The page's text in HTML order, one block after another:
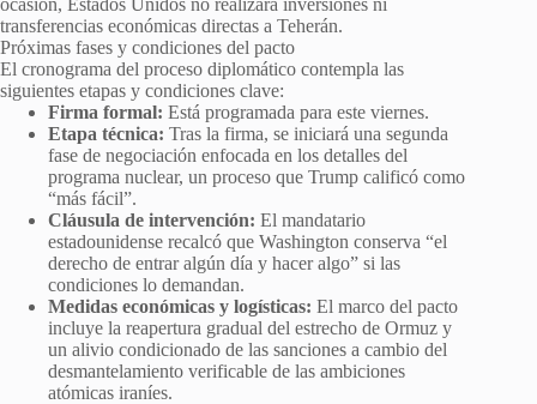
transferencias económicas directas a Teherán.
Próximas fases y condiciones del pacto
El cronograma del proceso diplomático contempla las
siguientes etapas y condiciones clave:
Firma formal: Está programada para este viernes.
Etapa técnica: Tras la firma, se iniciará una segunda
fase de negociación enfocada en los detalles del
programa nuclear, un proceso que Trump calificó como
“más fácil”.
Cláusula de intervención: El mandatario
estadounidense recalcó que Washington conserva “el
derecho de entrar algún día y hacer algo” si las
condiciones lo demandan.
Medidas económicas y logísticas: El marco del pacto
incluye la reapertura gradual del estrecho de Ormuz y
un alivio condicionado de las sanciones a cambio del
desmantelamiento verificable de las ambiciones
atómicas iraníes.